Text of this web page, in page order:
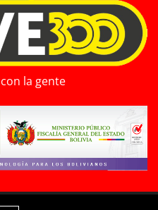
la gente